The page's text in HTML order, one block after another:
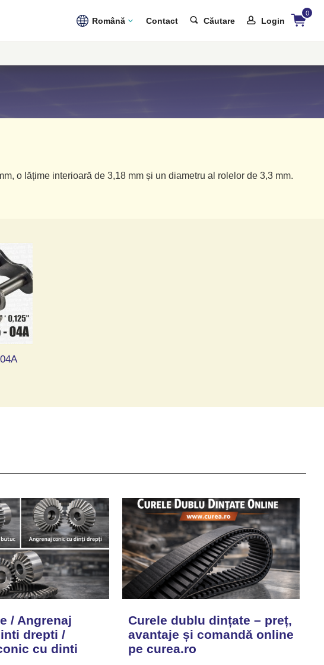
Română Contact Căutare Login
0
o lățime interioară de 3,18 mm și un diametru al rolelor de 3,3 mm.
/ Angrenaj
drepti /
cu dinti
Curele dublu dințate – preț,
avantaje și comandă online
pe curea.ro